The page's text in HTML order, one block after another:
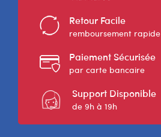
Retour Facile
remboursement rapide
Paiement Sécurisée
par carte bancaire
Support Disponible
de 9h à 19h